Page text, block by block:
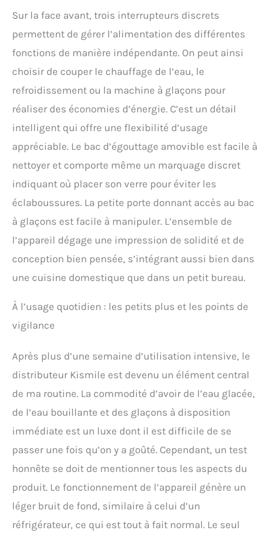
Sur la face avant, trois interrupteurs discrets
permettent de gérer l’alimentation des différentes
fonctions de manière indépendante. On peut ainsi
choisir de couper le chauffage de l’eau, le
refroidissement ou la machine à glaçons pour
réaliser des économies d’énergie. C’est un détail
intelligent qui offre une flexibilité d’usage
appréciable. Le bac d’égouttage amovible est facile à
nettoyer et comporte même un marquage discret
indiquant où placer son verre pour éviter les
éclaboussures. La petite porte donnant accès au bac
à glaçons est facile à manipuler. L’ensemble de
l’appareil dégage une impression de solidité et de
conception bien pensée, s’intégrant aussi bien dans
une cuisine domestique que dans un petit bureau.
À l’usage quotidien : les petits plus et les points de
vigilance
Après plus d’une semaine d’utilisation intensive, le
distributeur Kismile est devenu un élément central
de ma routine. La commodité d’avoir de l’eau glacée,
de l’eau bouillante et des glaçons à disposition
immédiate est un luxe dont il est difficile de se
passer une fois qu’on y a goûté. Cependant, un test
honnête se doit de mentionner tous les aspects du
produit. Le fonctionnement de l’appareil génère un
léger bruit de fond, similaire à celui d’un
réfrigérateur, ce qui est tout à fait normal. Le seul